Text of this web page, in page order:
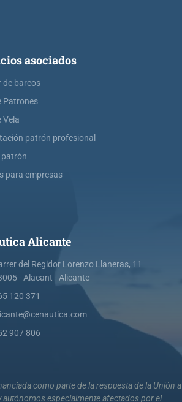
asociados
de barcos
Patrones
Vela
patrón profesional
patrón
para empresas
Alicante
del Regidor Lorenzo Llaneras, 11
- Alacant - Alicante
120 371
907 806
como parte de la respuesta de la Unión a
autónomos especialmente afectados por el